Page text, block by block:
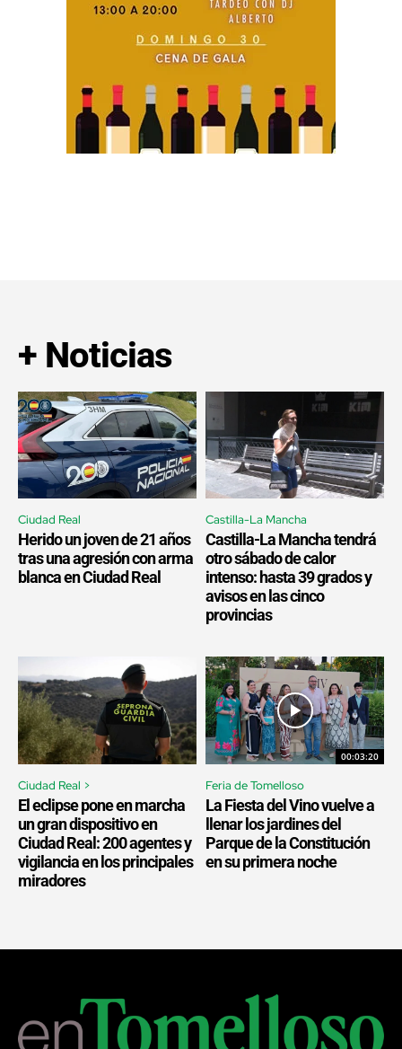
+ Noticias
Ciudad Real
Herido un joven de 21 años
tras una agresión con arma
blanca en Ciudad Real
Castilla-La Mancha
Castilla-La Mancha tendrá
otro sábado de calor
intenso: hasta 39 grados y
avisos en las cinco
provincias
Ciudad Real >
El eclipse pone en marcha
un gran dispositivo en
Ciudad Real: 200 agentes y
vigilancia en los principales
miradores
00:03:20
Feria de Tomelloso
La Fiesta del Vino vuelve a
llenar los jardines del
Parque de la Constitución
en su primera noche